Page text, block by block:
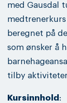
med Gausdal
beregnet på
som ønsker å
tilby
Kursinnhold :